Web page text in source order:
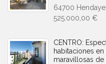
64700
525.000,00 €
CENTRO:
habitaciones
maravillosas de